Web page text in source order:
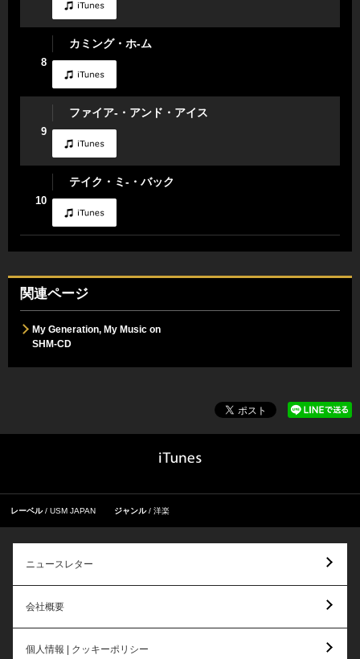
8
カミング・ホ-ム
9
ファイア-・アンド・アイス
10
テイク・ミ-・バック
関連ページ
My Generation, My Music on
SHM-CD
レーベル USM JAPAN ジャンル 洋楽
ニュースレター
会社概要
個人情報 | クッキーポリシー